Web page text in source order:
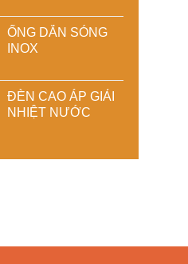
ỐNG DẪN SÓNG
INOX
ĐÈN CAO ÁP GIẢI
NHIỆT NƯỚC